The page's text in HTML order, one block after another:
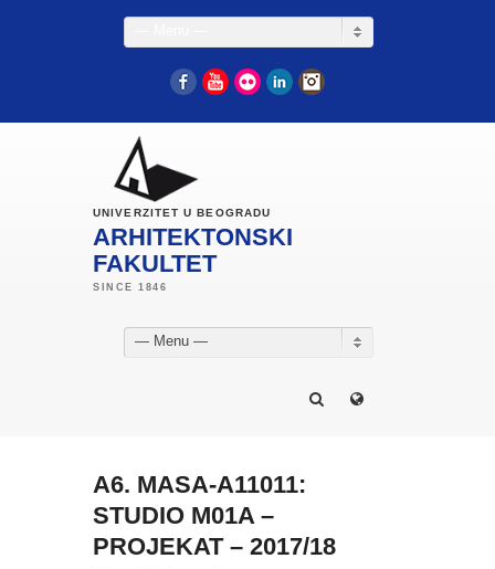
FacebookYouTube
Flickr LinkedIn
UNIVERZITET U BEOGRADU
ARHITEKTONSKI
FAKULTET
— Menu —
A6. MASA-A11011:
STUDIO M01A –
PROJEKAT – 2017/18